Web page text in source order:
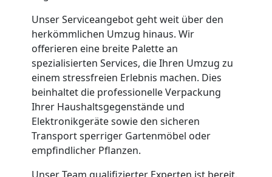
Unser Serviceangebot geht weit über den
herkömmlichen Umzug hinaus. Wir
offerieren eine breite Palette an
spezialisierten Services, die Ihren Umzug zu
einem stressfreien Erlebnis machen. Dies
beinhaltet die professionelle Verpackung
Ihrer Haushaltsgegenstände und
Elektronikgeräte sowie den sicheren
Transport sperriger Gartenmöbel oder
empfindlicher Pflanzen.
Wiener
Neustadt
Kleiner
Umzug
Wiener